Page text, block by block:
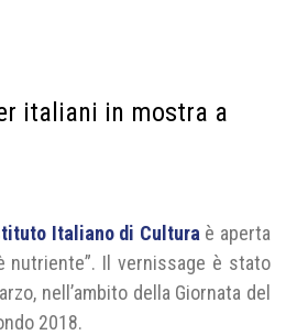
italiani in mostra a
Italiano di Cultura è aperta
nutriente”. Il vernissage è stato
nell’ambito della Giornata del
2018.